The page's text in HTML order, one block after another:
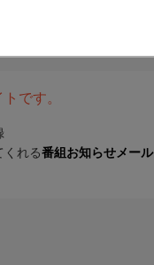
です。
くれる番組お知らせメール